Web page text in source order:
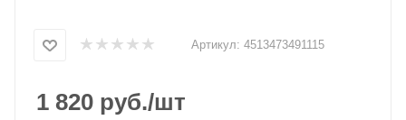
Артикул: 4513473491115
1 820 руб./шт